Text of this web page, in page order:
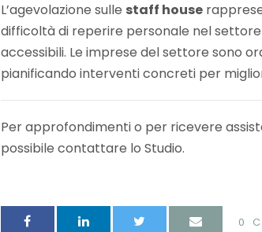
L’agevolazione sulle staff house
difficoltà di reperire personale nel
accessibili. Le imprese del settore sono
pianificando interventi concreti per
Per approfondimenti o per ricevere
possibile contattare lo Studio.
0